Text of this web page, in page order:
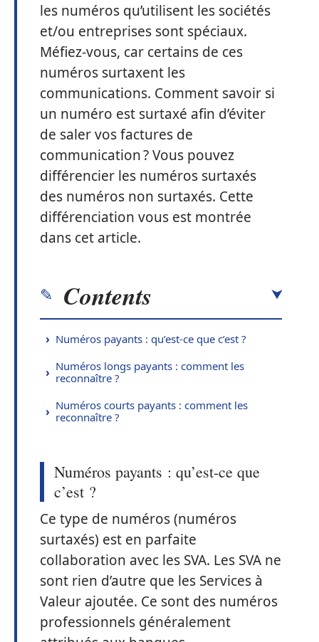
les numéros qu’utilisent les sociétés
et/ou entreprises sont spéciaux.
Méfiez-vous, car certains de ces
numéros surtaxent les
communications. Comment savoir si
un numéro est surtaxé afin d’éviter
de saler vos factures de
communication ? Vous pouvez
différencier les numéros surtaxés
des numéros non surtaxés. Cette
différenciation vous est montrée
dans cet article.
Contents
Numéros payants : qu’est-ce que c’est ?
Numéros longs payants : comment les
reconnaître ?
Numéros courts payants : comment les
reconnaître ?
Numéros payants : qu’est-ce que
c’est ?
Ce type de numéros (numéros
surtaxés) est en parfaite
collaboration avec les SVA. Les SVA ne
sont rien d’autre que les Services à
Valeur ajoutée. Ce sont des numéros
professionnels généralement